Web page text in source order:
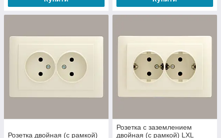
Розетка двойная (с рамкой)
Розетка с заземлением
двойная (с рамкой) LXL